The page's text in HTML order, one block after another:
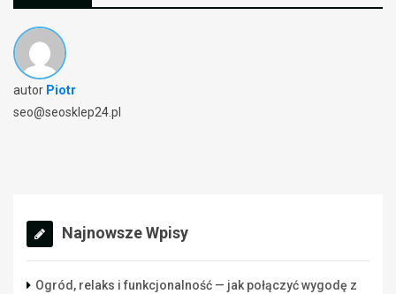
autor Piotr
seo@seosklep24.pl
Najnowsze Wpisy
Ogród, relaks i funkcjonalność — jak połączyć wygodę z